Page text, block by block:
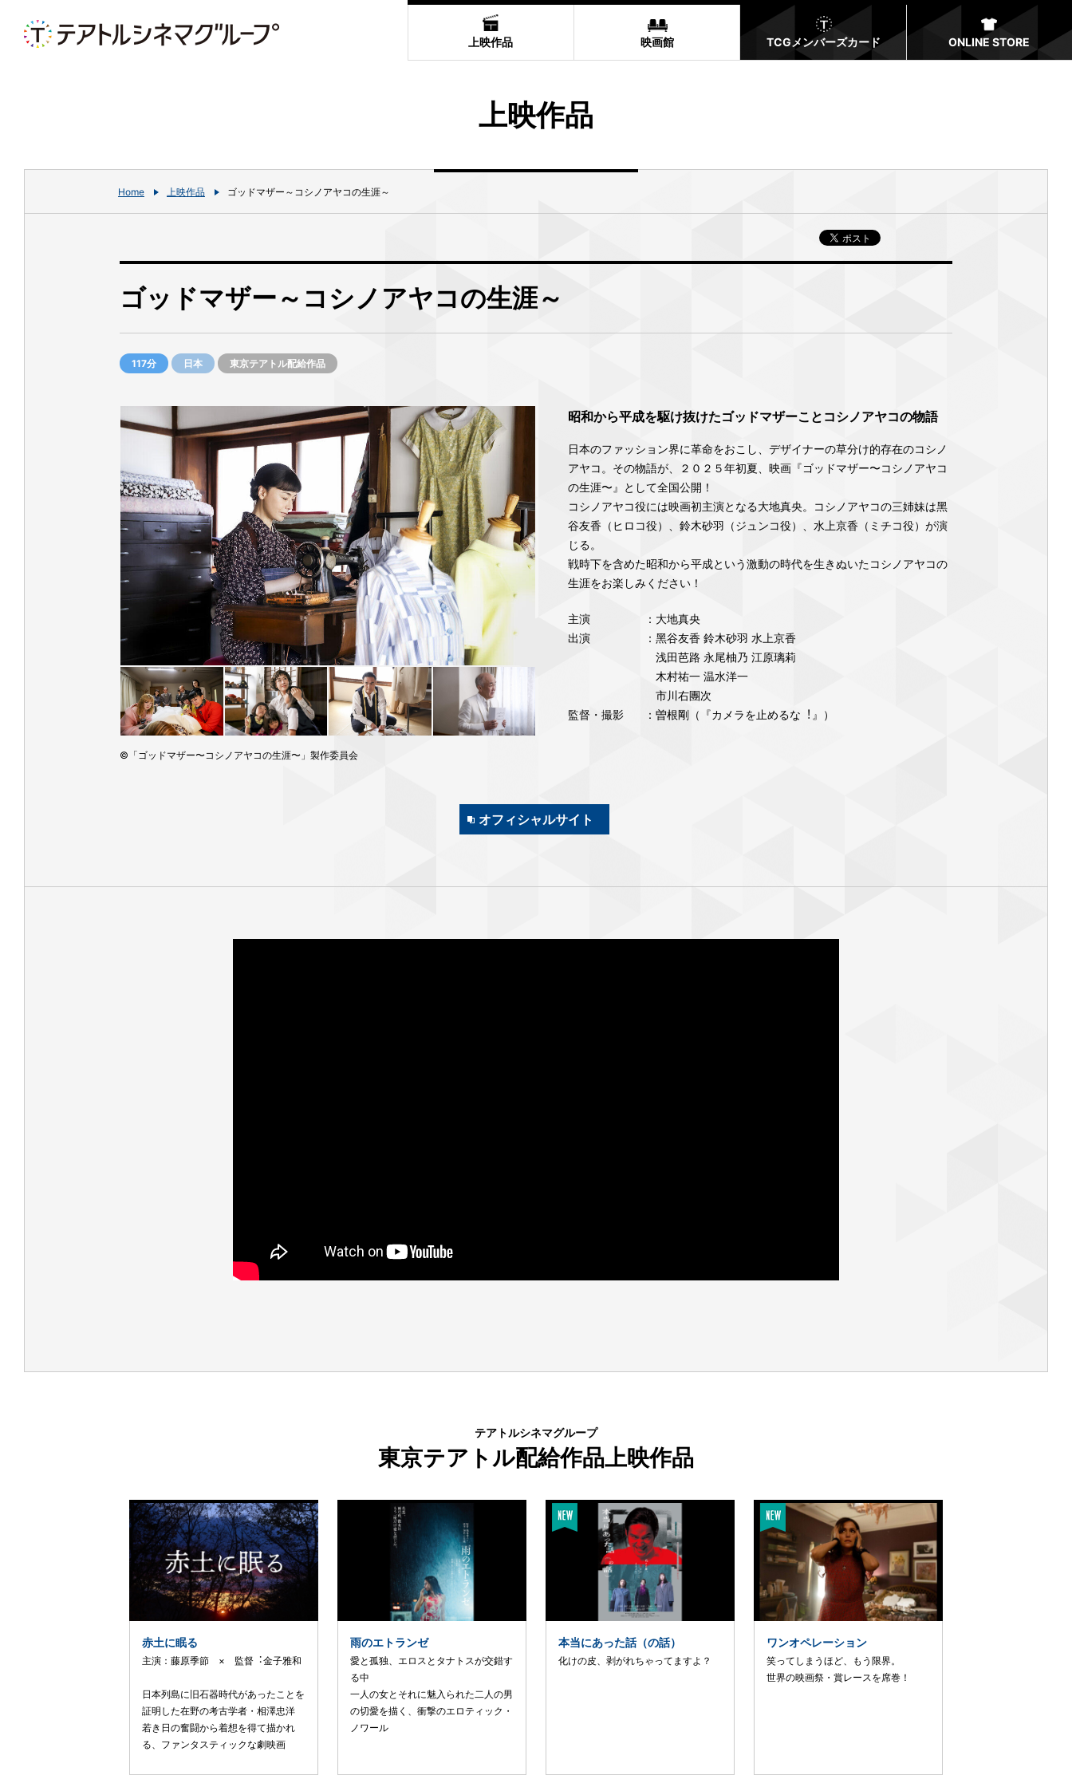
上映作品 映画館 TCGメンバーズカード ONLINE STORE
上映作品
Home 上映作品 ゴッドマザー～コシノアヤコの生涯～
ゴッドマザー～コシノアヤコの生涯～
117分 日本 東京テアトル配給作品
©「ゴッドマザー〜コシノアヤコの⽣涯〜」製作委員会
昭和から平成を駆け抜けたゴッドマザーことコシノアヤコの物語
⽇本のファッション界に⾰命をおこし、デザイナーの草分け的存在のコシノ
アヤコ。その物語が、２０２５年初夏、映画『ゴッドマザー〜コシノアヤコ
の⽣涯〜』として全国公開！
コシノアヤコ役には映画初主演となる⼤地真央。コシノアヤコの三姉妹は⿊
⾕友⾹（ヒロコ役）、鈴⽊砂⽻（ジュンコ役）、⽔上京⾹（ミチコ役）が演
じる。
戦時下を含めた昭和から平成という激動の時代を⽣きぬいたコシノアヤコの
⽣涯をお楽しみください！
主演
：⼤地真央
出演
：⿊⾕友⾹ 鈴⽊砂⽻ ⽔上京⾹
浅⽥芭路 永尾柚乃 江原璃莉
⽊村祐⼀ 温⽔洋⼀
市川右團次
監督・撮影
：曽根剛（『カメラを⽌めるな︕』）
オフィシャルサイト
テアトルシネマグループ
東京テアトル配給作品上映作品
赤土に眠る
主演：藤原季節 × 監督︓⾦⼦雅和
⽇本列島に旧⽯器時代があったことを
証明した在野の考古学者・相澤忠洋
若き⽇の奮闘から着想を得て描かれ
る、ファンタスティックな劇映画
雨のエトランゼ
愛と孤独、エロスとタナトスが交錯す
る中
一人の女とそれに魅入られた二人の男
の切愛を描く、衝撃のエロティック・
ノワール
本当にあった話（の話）
化けの皮、剥がれちゃってますよ？
ワンオペレーション
笑ってしまうほど、もう限界。
世界の映画祭・賞レースを席巻！